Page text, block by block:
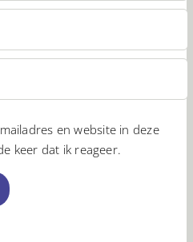
en website in deze
keer dat ik reageer.